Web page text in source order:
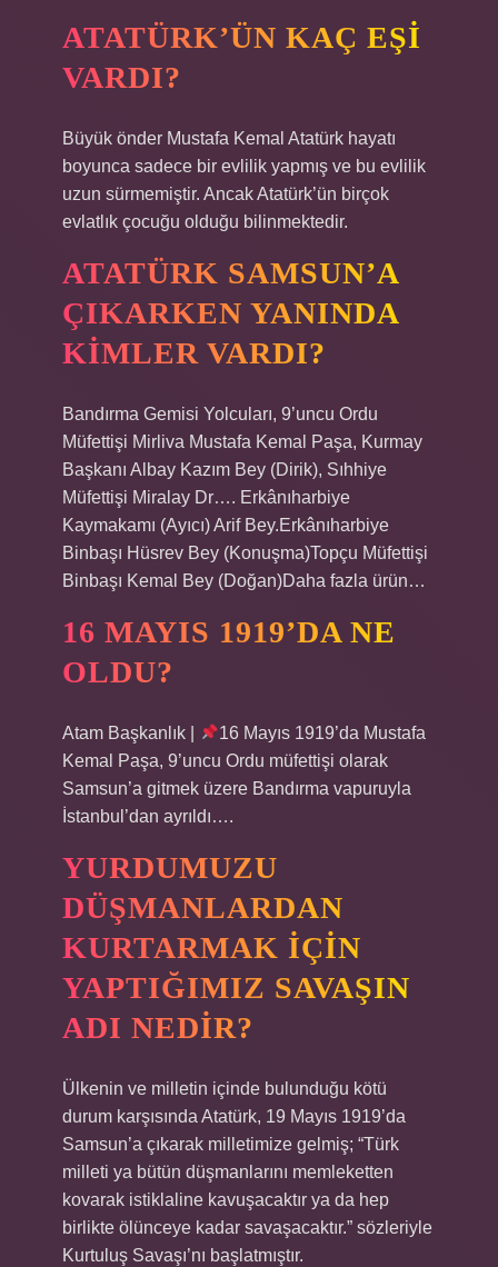
ATATÜRK’ÜN KAÇ EŞI
VARDI?
Büyük önder Mustafa Kemal Atatürk hayatı
boyunca sadece bir evlilik yapmış ve bu evlilik
uzun sürmemiştir. Ancak Atatürk’ün birçok
evlatlık çocuğu olduğu bilinmektedir.
ATATÜRK SAMSUN’A
ÇIKARKEN YANINDA
KIMLER VARDI?
Bandırma Gemisi Yolcuları, 9’uncu Ordu
Müfettişi Mirliva Mustafa Kemal Paşa, Kurmay
Başkanı Albay Kazım Bey (Dirik), Sıhhiye
Müfettişi Miralay Dr…. Erkânıharbiye
Kaymakamı (Ayıcı) Arif Bey.Erkânıharbiye
Binbaşı Hüsrev Bey (Konuşma)Topçu Müfettişi
Binbaşı Kemal Bey (Doğan)Daha fazla ürün…
16 MAYIS 1919’DA NE
OLDU?
Atam Başkanlık |
16 Mayıs 1919’da Mustafa
Kemal Paşa, 9’uncu Ordu müfettişi olarak
Samsun’a gitmek üzere Bandırma vapuruyla
İstanbul’dan ayrıldı….
YURDUMUZU
DÜŞMANLARDAN
KURTARMAK IÇIN
YAPTIĞIMIZ SAVAŞIN
ADI NEDIR?
Ülkenin ve milletin içinde bulunduğu kötü
durum karşısında Atatürk, 19 Mayıs 1919’da
Samsun’a çıkarak milletimize gelmiş; “Türk
milleti ya bütün düşmanlarını memleketten
kovarak istiklaline kavuşacaktır ya da hep
birlikte ölünceye kadar savaşacaktır.” sözleriyle
Kurtuluş Savaşı’nı başlatmıştır.